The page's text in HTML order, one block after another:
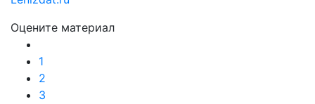
Оцените материал
1
2
3